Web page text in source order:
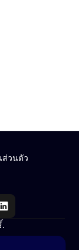
ส่วนตัว